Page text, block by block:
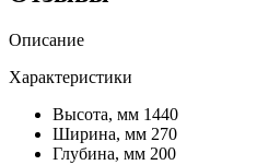
Описание
Характеристики
Высота, мм 1440
Ширина, мм 270
Глубина, мм 200